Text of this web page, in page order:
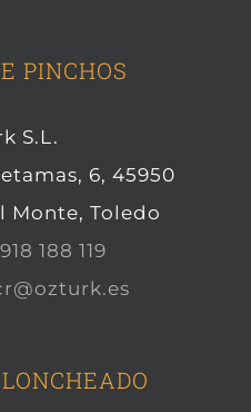
PINCHOS
S.L.
6, 45950
Monte, Toledo
918 188 119